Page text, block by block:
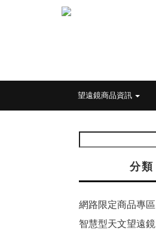
望遠鏡商品資訊
分類
網路限定商品專區
智慧型天文望遠鏡